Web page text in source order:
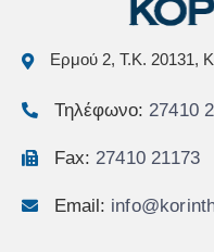
Ερμού 2, Τ.Κ. 20131,
Τηλέφωνο: 27410
Fax: 27410 21173
Email: